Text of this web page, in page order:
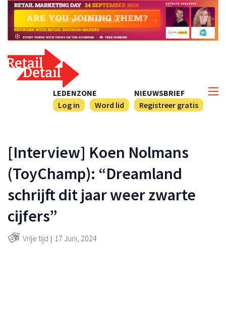
NIEUWSBRIEF
Registreer gratis
LEDENZONE
Log in
Word lid
[Interview] Koen Nolmans
(ToyChamp): “Dreamland
schrijft dit jaar weer zwarte
cijfers”
Vrije tijd 17 Juni, 2024